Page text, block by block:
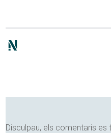
Disculpau, els comentaris es